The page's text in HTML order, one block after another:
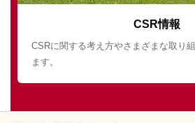
CSR情報
CSRに関する考え方やさまざまな取り
ます。